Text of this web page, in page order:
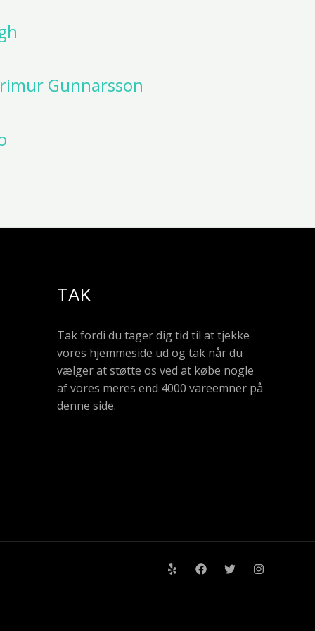
Gunnarsson
TAK
Tak fordi du tager dig tid til at tjekke
vores hjemmeside ud og tak når du
vælger at støtte os ved at købe nogle
af vores meres end 4000 vareemner på
denne side.